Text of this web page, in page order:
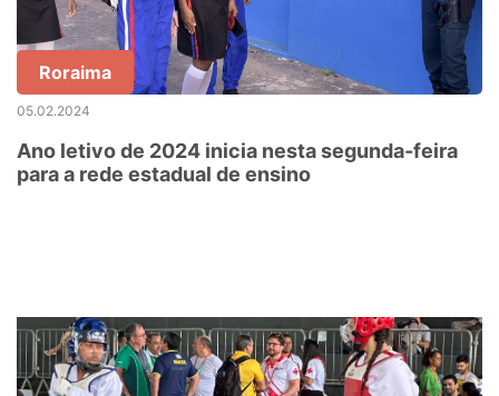
Roraima
05.02.2024
Ano letivo de 2024 inicia nesta segunda-feira
para a rede estadual de ensino